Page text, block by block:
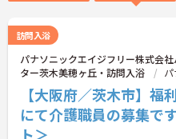
訪問入浴
パナソニックエイジフリー株式会
ター茨木美穂ヶ丘・訪問入浴
【大阪府／茨木市】
にて介護職員の募集で
ト＞